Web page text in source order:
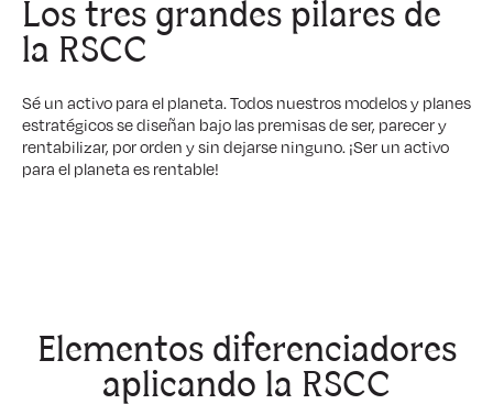
Los tres grandes pilares de
la RSCC
Sé un activo para el planeta. Todos nuestros modelos y planes
estratégicos se diseñan bajo las premisas de ser, parecer y
rentabilizar, por orden y sin dejarse ninguno. ¡Ser un activo
para el planeta es rentable!
Elementos diferenciadores
aplicando la RSCC